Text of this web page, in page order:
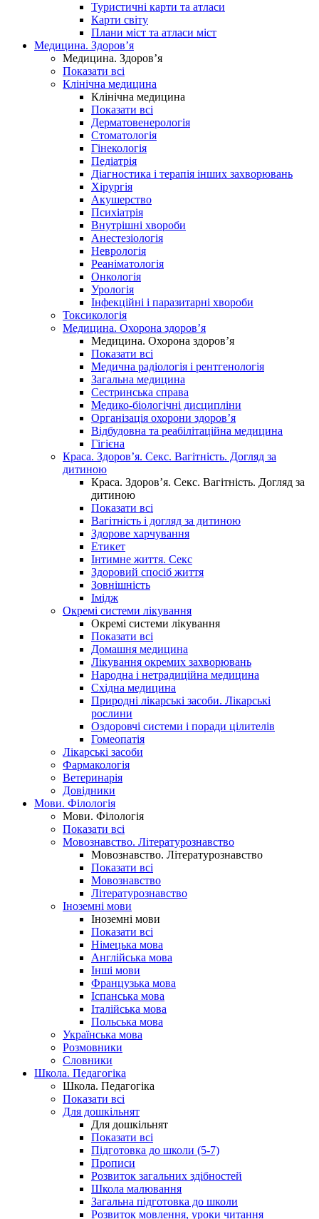
Туристичні карти та атласи
Карти світу
Плани міст та атласи міст
Медицина. Здоров’я
Медицина. Здоров’я
Показати всі
Клінічна медицина
Клінічна медицина
Показати всі
Дерматовенерологія
Стоматологія
Гінекологія
Педіатрія
Діагностика і терапія інших захворювань
Хірургія
Акушерство
Психіатрія
Внутрішні хвороби
Анестезіологія
Неврологія
Реаніматологія
Онкологія
Урологія
Інфекційні і паразитарні хвороби
Токсикологія
Медицина. Охорона здоров’я
Медицина. Охорона здоров’я
Показати всі
Медична радіологія і рентгенологія
Загальна медицина
Сестринська справа
Медико-біологічні дисципліни
Організація охорони здоров’я
Відбудовна та реабілітаційна медицина
Гігієна
Краса. Здоров’я. Секс. Вагітність. Догляд за
дитиною
Краса. Здоров’я. Секс. Вагітність. Догляд за
дитиною
Показати всі
Вагітність і догляд за дитиною
Здорове харчування
Етикет
Інтимне життя. Секс
Здоровий спосіб життя
Зовнішність
Імідж
Окремі системи лікування
Окремі системи лікування
Показати всі
Домашня медицина
Лікування окремих захворювань
Народна і нетрадиційна медицина
Східна медицина
Природні лікарські засоби. Лікарські
рослини
Оздоровчі системи і поради цілителів
Гомеопатія
Лікарські засоби
Фармакологія
Ветеринарія
Довідники
Мови. Філологія
Мови. Філологія
Показати всі
Мовознавство. Літературознавство
Мовознавство. Літературознавство
Показати всі
Мовознавство
Літературознавство
Іноземні мови
Іноземні мови
Показати всі
Німецька мова
Англійська мова
Інші мови
Французька мова
Іспанська мова
Італійська мова
Польська мова
Українська мова
Розмовники
Словники
Школа. Педагогіка
Школа. Педагогіка
Показати всі
Для дошкільнят
Для дошкільнят
Показати всі
Підготовка до школи (5-7)
Прописи
Розвиток загальних здібностей
Школа малювання
Загальна підготовка до школи
Розвиток мовлення, уроки читання